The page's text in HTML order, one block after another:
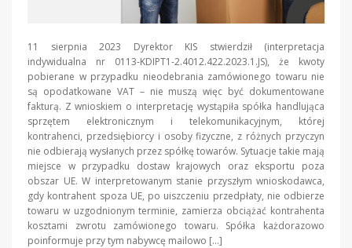
11 sierpnia 2023 Dyrektor KIS stwierdził (interpretacja
indywidualna nr 0113-KDIPT1-2.4012.422.2023.1.JS), że kwoty
pobierane w przypadku nieodebrania zamówionego towaru nie
są opodatkowane VAT – nie muszą więc być dokumentowane
fakturą. Z wnioskiem o interpretację wystąpiła spółka handlująca
sprzętem elektronicznym i telekomunikacyjnym, której
kontrahenci, przedsiębiorcy i osoby fizyczne, z różnych przyczyn
nie odbierają wysłanych przez spółkę towarów. Sytuacje takie mają
miejsce w przypadku dostaw krajowych oraz eksportu poza
obszar UE. W interpretowanym stanie przyszłym wnioskodawca,
gdy kontrahent spoza UE, po uiszczeniu przedpłaty, nie odbierze
towaru w uzgodnionym terminie, zamierza obciążać kontrahenta
kosztami zwrotu zamówionego towaru. Spółka każdorazowo
poinformuje przy tym nabywcę mailowo […]